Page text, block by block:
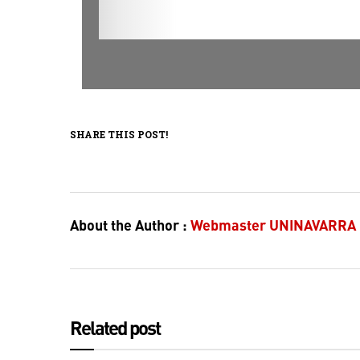
SHARE THIS POST!
About the Author : Webmaster UNINAVARRA
Related post